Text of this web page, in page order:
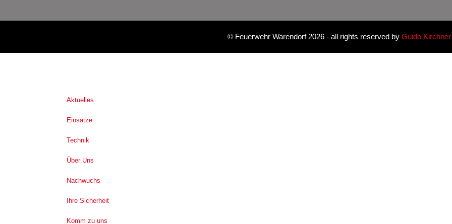
© Feuerwehr Warendorf 2026- all rights reserved by Guido Kirchner
Aktuelles
Einsätze
Technik
Über Uns
Nachwuchs
Ihre Sicherheit
Komm zu uns